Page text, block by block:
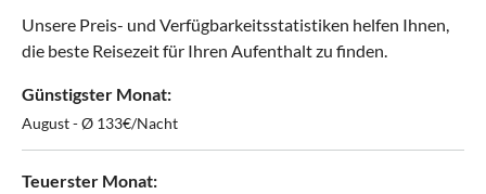
Unsere Preis- und Verfügbarkeitsstatistiken helfen Ihnen,
die beste Reisezeit für Ihren Aufenthalt zu finden.
Günstigster Monat:
August - Ø 133€/Nacht
Teuerster Monat: